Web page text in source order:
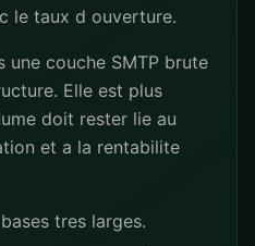
le taux d ouverture.
une couche SMTP brute
Elle est plus
doit rester lie au
et a la rentabilite
tres larges.